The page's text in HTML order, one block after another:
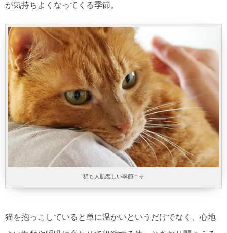
が気持ちよくなってくる季節。
猫も人肌恋しい季節ニャ
猫を抱っこしていると単に温かいというだけでなく、心地